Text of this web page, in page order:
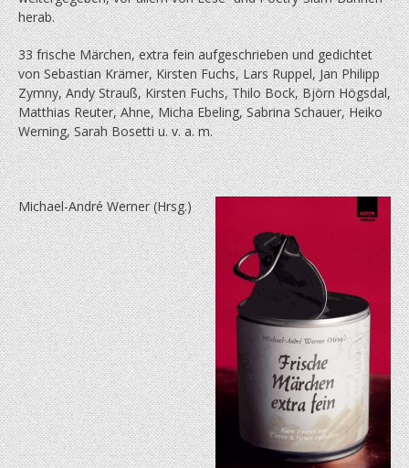
herab.
33 frische Märchen, extra fein aufgeschrieben und gedichtet
von Sebastian Krämer, Kirsten Fuchs, Lars Ruppel, Jan Philipp
Zymny, Andy Strauß, Kirsten Fuchs, Thilo Bock, Björn Högsdal,
Matthias Reuter, Ahne, Micha Ebeling, Sabrina Schauer, Heiko
Werning, Sarah Bosetti u. v. a. m.
Michael-André Werner (Hrsg.)